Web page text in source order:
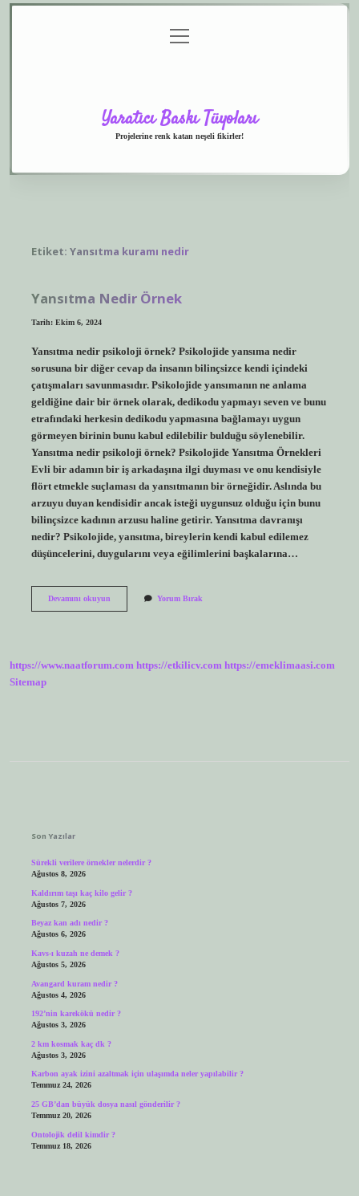
menüyü
aç
Yaratıcı Baskı Tüyoları
Projelerine renk katan neşeli fikirler!
Etiket: Yansıtma kuramı nedir
Yansıtma Nedir Örnek
Tarih: Ekim 6, 2024
Yansıtma nedir psikoloji örnek? Psikolojide yansıma nedir
sorusuna bir diğer cevap da insanın bilinçsizce kendi içindeki
çatışmaları savunmasıdır. Psikolojide yansımanın ne anlama
geldiğine dair bir örnek olarak, dedikodu yapmayı seven ve bunu
etrafındaki herkesin dedikodu yapmasına bağlamayı uygun
görmeyen birinin bunu kabul edilebilir bulduğu söylenebilir.
Yansıtma nedir psikoloji örnek? Psikolojide Yansıtma Örnekleri
Evli bir adamın bir iş arkadaşına ilgi duyması ve onu kendisiyle
flört etmekle suçlaması da yansıtmanın bir örneğidir. Aslında bu
arzuyu duyan kendisidir ancak isteği uygunsuz olduğu için bunu
bilinçsizce kadının arzusu haline getirir. Yansıtma davranışı
nedir? Psikolojide, yansıtma, bireylerin kendi kabul edilemez
düşüncelerini, duygularını veya eğilimlerini başkalarına…
Devamını okuyunYansıtma
Yorum Bırak
https://www.naatforum.com https://etkilicv.com https://emeklimaasi.com
Sitemap
Son Yazılar
Sürekli verilere örnekler nelerdir ?
Ağustos 8, 2026
Kaldırım taşı kaç kilo gelir ?
Ağustos 7, 2026
Beyaz kan adı nedir ?
Ağustos 6, 2026
Kavs-ı kuzah ne demek ?
Ağustos 5, 2026
Avangard kuram nedir ?
Ağustos 4, 2026
192’nin karekökü nedir ?
Ağustos 3, 2026
2 km kosmak kaç dk ?
Ağustos 3, 2026
Karbon ayak izini azaltmak için ulaşımda neler yapılabilir ?
Temmuz 24, 2026
25 GB’dan büyük dosya nasıl gönderilir ?
Temmuz 20, 2026
Ontolojik delil kimdir ?
Temmuz 18, 2026